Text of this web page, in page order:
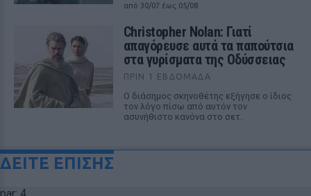
από 30/07 έως 05/08
Christopher Nolan: Γιατί
απαγόρευσε αυτά τα παπούτσια
στα γυρίσματα της Οδύσσειας
ΠΡΙΝ 1 ΕΒΔΟΜΆΔΑ
Ο διάσημος σκηνοθέτης εξήγησε ο ίδιος
τον λόγο πίσω από αυτόν τον
ασυνήθιστο κανόνα στο σετ.
ΔΕΙΤΕ ΕΠΙΣΗΣ